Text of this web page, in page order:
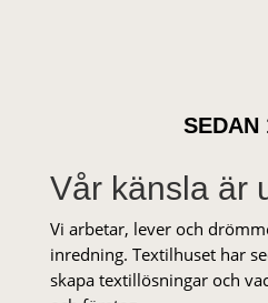
SEDAN
Vår känsla är
Vi arbetar, lever och
inredning. Textilhuset har
skapa textillösningar och